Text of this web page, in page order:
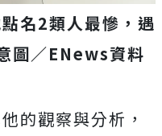
名2類人最慘，遇
圖／ENews資料
的觀察與分析，